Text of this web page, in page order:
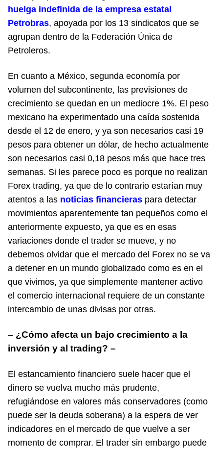
huelga indefinida de la empresa estatal
Petrobras, apoyada por los 13 sindicatos que se
agrupan dentro de la Federación Única de
Petroleros.
En cuanto a México, segunda economía por
volumen del subcontinente, las previsiones de
crecimiento se quedan en un mediocre 1%. El peso
mexicano ha experimentado una caída sostenida
desde el 12 de enero, y ya son necesarios casi 19
pesos para obtener un dólar, de hecho actualmente
son necesarios casi 0,18 pesos más que hace tres
semanas. Si les parece poco es porque no realizan
Forex trading, ya que de lo contrario estarían muy
atentos a las noticias financieras para detectar
movimientos aparentemente tan pequeños como el
anteriormente expuesto, ya que es en esas
variaciones donde el trader se mueve, y no
debemos olvidar que el mercado del Forex no se va
a detener en un mundo globalizado como es en el
que vivimos, ya que simplemente mantener activo
el comercio internacional requiere de un constante
intercambio de unas divisas por otras.
– ¿Cómo afecta un bajo crecimiento a la
inversión y al trading? –
El estancamiento financiero suele hacer que el
dinero se vuelva mucho más prudente,
refugiándose en valores más conservadores (como
puede ser la deuda soberana) a la espera de ver
indicadores en el mercado de que vuelve a ser
momento de comprar. El trader sin embargo puede